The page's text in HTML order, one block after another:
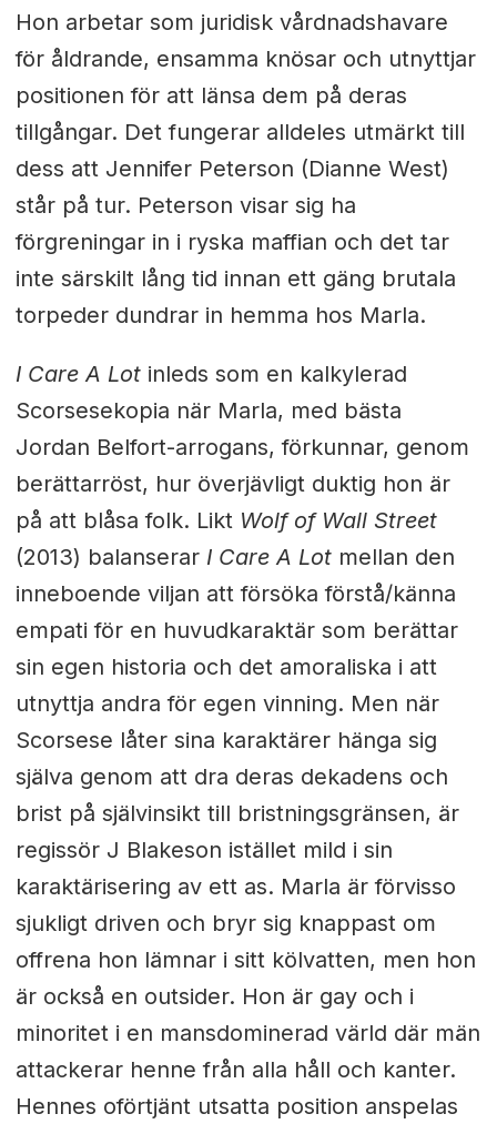
Hon arbetar som juridisk vårdnadshavare
för åldrande, ensamma knösar och utnyttjar
positionen för att länsa dem på deras
tillgångar. Det fungerar alldeles utmärkt till
dess att Jennifer Peterson (Dianne West)
står på tur. Peterson visar sig ha
förgreningar in i ryska maffian och det tar
inte särskilt lång tid innan ett gäng brutala
torpeder dundrar in hemma hos Marla.
I Care A Lotinleds som en kalkylerad
Scorsesekopia när Marla, med bästa
Jordan Belfort-arrogans, förkunnar, genom
berättarröst, hur överjävligt duktig hon är
på att blåsa folk. Likt Wolf of Wall Street
(2013) balanserarI Care A Lotmellan den
inneboende viljan att försöka förstå/känna
empati för en huvudkaraktär som berättar
sin egen historia och det amoraliska i att
utnyttja andra för egen vinning. Men när
Scorsese låter sina karaktärer hänga sig
själva genom att dra deras dekadens och
brist på självinsikt till bristningsgränsen, är
regissör J Blakeson istället mild i sin
karaktärisering av ett as. Marla är förvisso
sjukligt driven och bryr sig knappast om
offrena hon lämnar i sitt kölvatten, men hon
är också en outsider. Hon är gay och i
minoritet i en mansdominerad värld där män
attackerar henne från alla håll och kanter.
Hennes oförtjänt utsatta position anspelas